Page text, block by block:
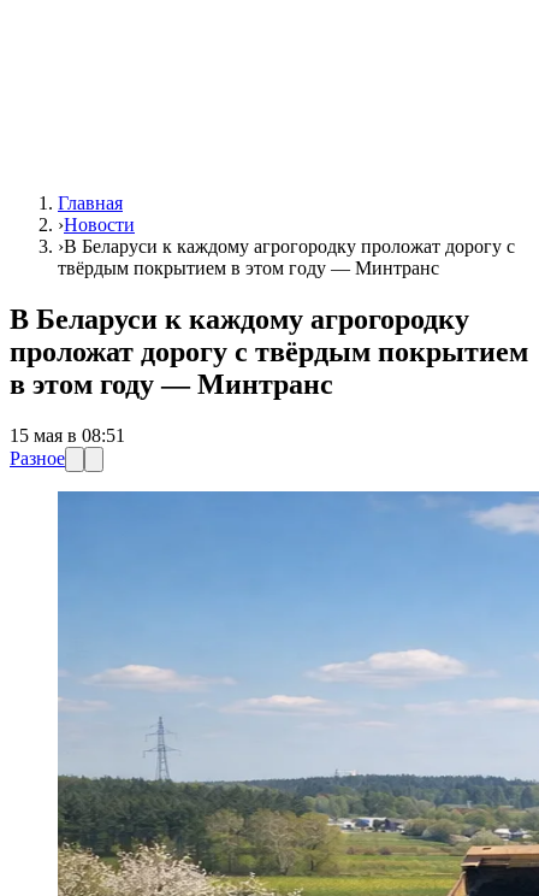
Главная
›Новости
›В Беларуси к каждому агрогородку проложат дорогу с
твёрдым покрытием в этом году — Минтранс
В Беларуси к каждому агрогородку
проложат дорогу с твёрдым покрытием
в этом году — Минтранс
15 мая в 08:51
Разное